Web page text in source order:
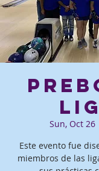
Sun, Oct 26
Este evento fue
miembros de las